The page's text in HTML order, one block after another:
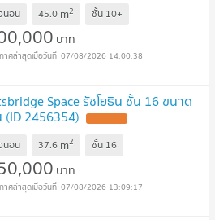
นอน 45.0 m2 ชั้น 10+
บาท
07/08/2026 14:00:38
Space รัชโยธิน ชั้น 16 ขนาด
(ID 2456354)
นอน 37.6 m2 ชั้น 16
บาท
07/08/2026 13:09:17